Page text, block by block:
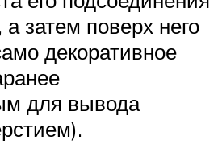
а затем поверх него
декоративное
для вывода